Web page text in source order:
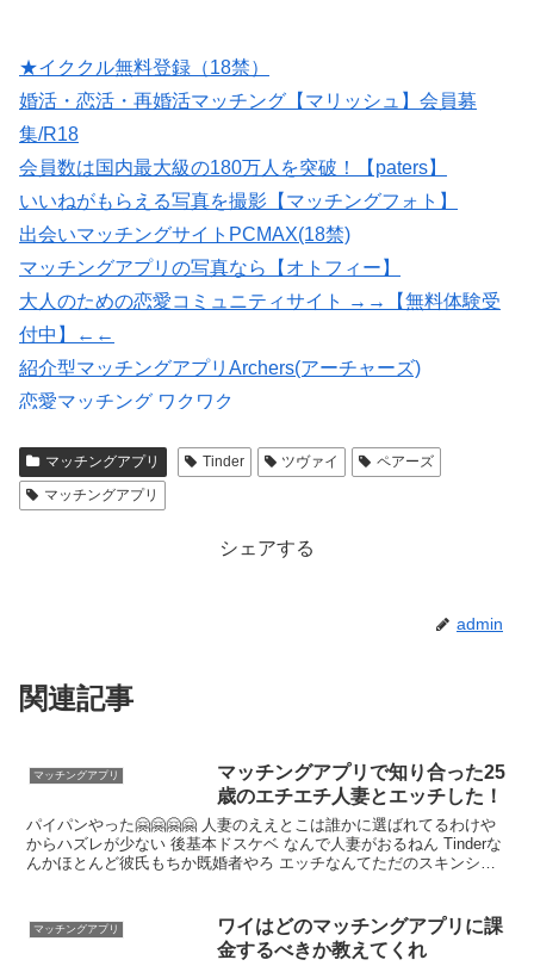
★イククル無料登録（18禁）
婚活・恋活・再婚活マッチング【マリッシュ】会員募
集/R18
会員数は国内最大級の180万人を突破！【paters】
いいねがもらえる写真を撮影【マッチングフォト】
出会いマッチングサイトPCMAX(18禁)
マッチングアプリの写真なら【オトフィー】
大人のための恋愛コミュニティサイト →→【無料体験受
付中】←←
紹介型マッチングアプリArchers(アーチャーズ)
恋愛マッチング ワクワク
影サービス
マッチングアプリ Tinder ツヴァイ
ペアーズ
マッチングアプリ
シェアする
admin
関連記事
マッチングアプリ
マッチングアプリで知り合った25
歳のエチエチ人妻とエッチした！
パイパンやった🤗🤗🤗🤗 人妻のええとこは誰かに選ばれてるわけや
からハズレが少ない 後基本ドスケベ なんで人妻がおるねん Tinderな
んかほとんど彼氏もちか既婚者やろ エッチなんてただのスキンシッ
マッチングアプリ
ワイはどのマッチングアプリに課
金するべきか教えてくれ